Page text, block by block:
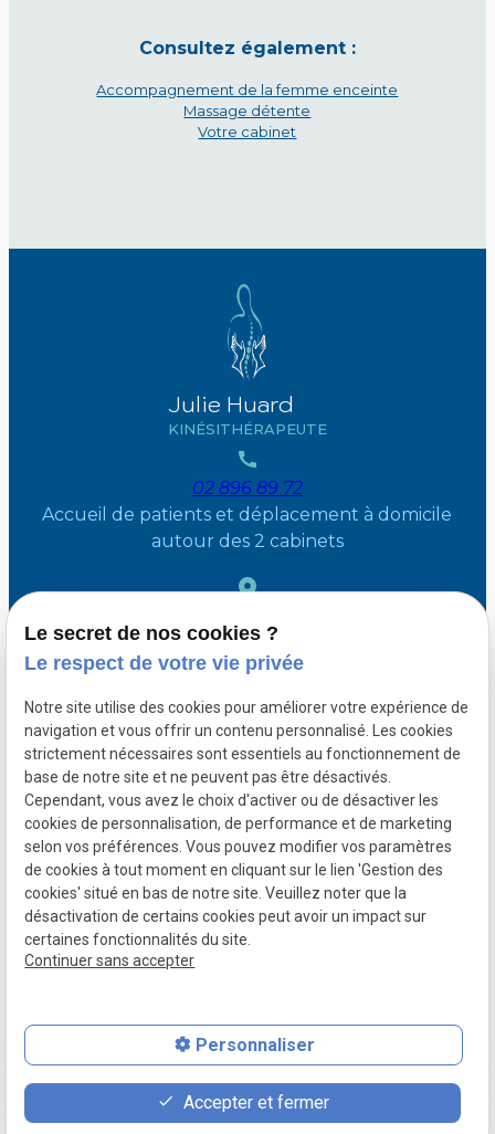
Consultez également :
Accompagnement de la femme enceinte
Massage détente
Votre cabinet
Julie Huard
KINÉSITHÉRAPEUTE
02 896 89 72
Accueil de patients et déplacement à domicile
autour des 2 cabinets
36 Avenue des mésanges
504 Chaussee de saint Job
Moyen d’accès : parking
Ouvert du lundi au vendredi de 8h à 18h
Suivez-nous pour avoir de nos nouvelles :
TVA Intracommunautaire :BE0754550924
Mentions
légales
Politique de
confidentialité
place
Plan d'accès
contact_page
Contact
phone
02 896 89 72
Le secret de nos cookies ?
Le respect de votre vie privée
Notre site utilise des cookies pour améliorer votre expérience de
navigation et vous offrir un contenu personnalisé. Les cookies
strictement nécessaires sont essentiels au fonctionnement de
base de notre site et ne peuvent pas être désactivés.
Cependant, vous avez le choix d'activer ou de désactiver les
cookies de personnalisation, de performance et de marketing
selon vos préférences. Vous pouvez modifier vos paramètres
de cookies à tout moment en cliquant sur le lien 'Gestion des
cookies' situé en bas de notre site. Veuillez noter que la
désactivation de certains cookies peut avoir un impact sur
certaines fonctionnalités du site.
Continuer sans accepter
Personnaliser
Accepter et fermer